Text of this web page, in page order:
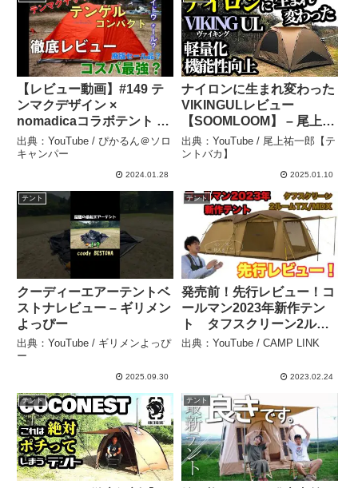
【レビュー動画】#149 テ
ンマクデザイン ×
nomadicaコラボテント テ
ンゲルコンパクト張ってみ
た – ぴかるん＠ソロキャン
出典：YouTube / ぴかるん＠ソロ
キャンパー
2024.01.28
ナイロンに生まれ変わった
VIKINGULレビュー
【SOOMLOOM】 – 尾上祐
一郎【テントバカ】
出典：YouTube / 尾上祐一郎【テ
ントバカ】
2025.01.10
テント
クーディーエアーテントベ
ストナレビュー – ギリメン
よっぴー
出典：YouTube / ギリメンよっぴ
ー
2025.09.30
テント
発売前！先行レビュー！コ
ールマン2023年新作テン
ト タフスクリーン2ルー
ムTX/MDX – CAMP LINK
出典：YouTube / CAMP LINK
2023.02.24
テント テント